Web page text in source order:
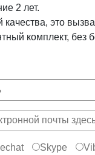
2 лет.
это
комплект, без
Skype